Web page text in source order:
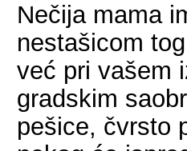
Nečija mama
nestašicom
već pri vašem
gradskim
pešice, čvrsto